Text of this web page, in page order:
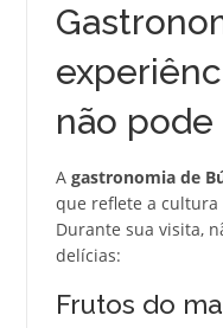
não
A gastronomia de
que reflete a cultura
Durante sua visita,
delícias:
Frutos do